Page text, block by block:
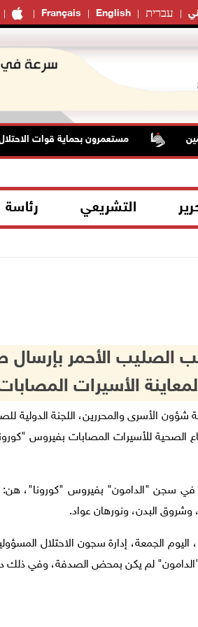
Français English עברית
مستعمرون بحماية قوات
التشريعي رئاسة
الصليب الأحمر
الأسيرات
وفا- طالبت هيئة شؤون الأسرى والمحررين، اللجنة
الصحية للأسيرات المصابات بفيروس
سجن "الدامون" بفيروس "كورونا"،
البدن، ونورهان عواد.
الجمعة، إدارة سجون الاحتلال
لم يكن بمحض الصدفة، وفي ذلك